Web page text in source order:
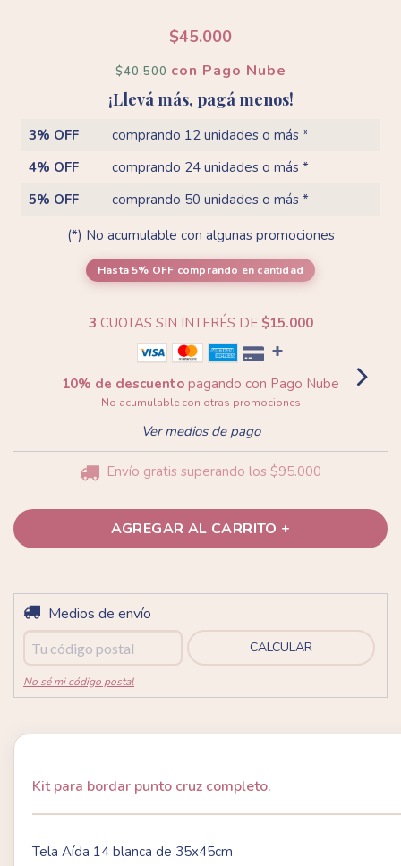
$45.000
$40.500 con Pago Nube
¡Llevá más, pagá menos!
3% OFF
comprando 12 unidades o más *
4% OFF
comprando 24 unidades o más *
5% OFF
comprando 50 unidades o más *
(*) No acumulable con algunas promociones
Hasta 5% OFF comprando en cantidad
3 CUOTAS SIN INTERÉS DE $15.000
10% de descuento pagando con Pago Nube
No acumulable con otras promociones
Ver medios de pago
Envío gratis superando los $95.000
Entregas para el CP:
Medios de envío
CALCULAR
No sé mi código postal
Kit para bordar punto cruz completo.
Tela Aída 14 blanca de 35x45cm